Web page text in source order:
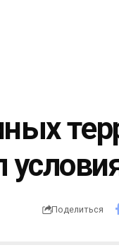
Поделиться